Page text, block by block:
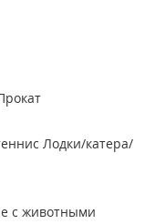
Лодки/катера/
с животными